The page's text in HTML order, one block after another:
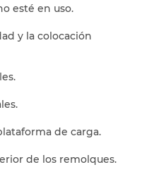
esté en uso.
y la colocación
de carga.
de los remolques.